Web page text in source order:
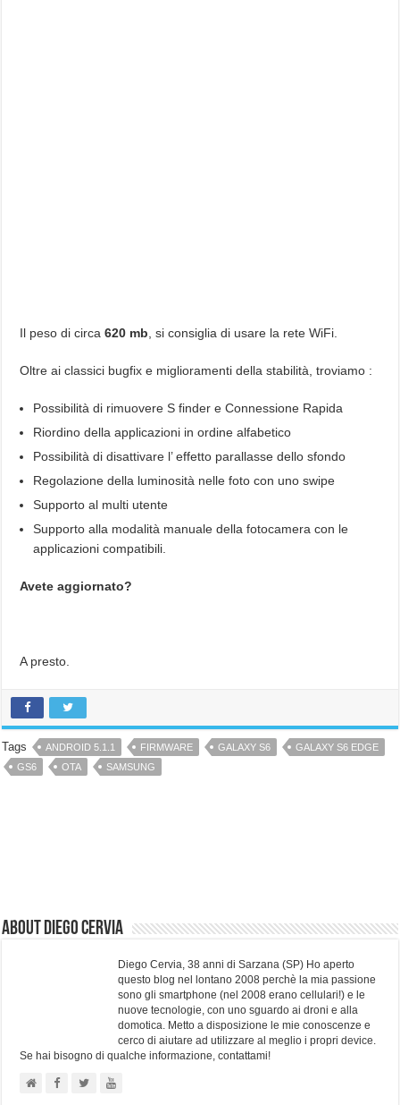
Il peso di circa620 mb , si consiglia di usare la rete WiFi.
Oltre ai classici bugfix e miglioramenti della stabilità, troviamo :
Possibilità di rimuovere S finder e Connessione Rapida
Riordino della applicazioni in ordine alfabetico
Possibilità di disattivare l’ effetto parallasse dello sfondo
Regolazione della luminosità nelle foto con uno swipe
Supporto al multi utente
Supporto alla modalità manuale della fotocamera con le
applicazioni compatibili.
Avete aggiornato?
A presto.
Tags ANDROID 5.1.1 FIRMWARE GALAXY S6
GALAXY S6 EDGE
GS6
OTA SAMSUNG
About Diego Cervia
Diego Cervia, 38 anni di Sarzana (SP) Ho aperto
questo blog nel lontano 2008 perchè la mia passione
sono gli smartphone (nel 2008 erano cellulari!) e le
nuove tecnologie, con uno sguardo ai droni e alla
domotica. Metto a disposizione le mie conoscenze e
cerco di aiutare ad utilizzare al meglio i propri device.
Se hai bisogno di qualche informazione, contattami!